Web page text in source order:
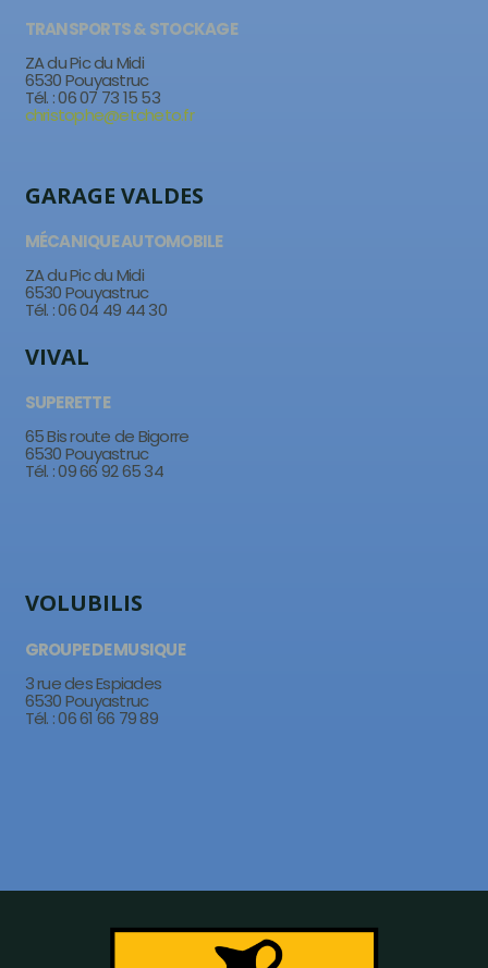
TRANSPORTS & STOCKAGE
ZA du Pic du Midi
6530 Pouyastruc
Tél. : 06 07 73 15 53
christophe@etcheto.fr
GARAGE VALDES
MÉCANIQUE AUTOMOBILE
ZA du Pic du Midi
6530 Pouyastruc
Tél. : 06 04 49 44 30
VIVAL
SUPERETTE
65 Bis route de Bigorre
6530 Pouyastruc
Tél. : 09 66 92 65 34
VOLUBILIS
GROUPE DE MUSIQUE
3 rue des Espiades
6530 Pouyastruc
Tél. : 06 61 66 79 89